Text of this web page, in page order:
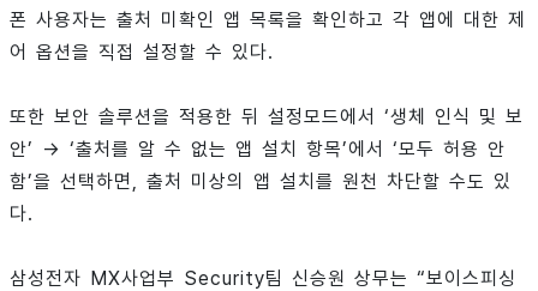
폰 사용자는 출처 미확인 앱 목록을 확인하고 각 앱에 대한 제
어 옵션을 직접 설정할 수 있다.
또한 보안 솔루션을 적용한 뒤 설정모드에서 ‘생체 인식 및 보
안’ → ‘출처를 알 수 없는 앱 설치 항목’에서 ‘모두 허용 안
함’을 선택하면, 출처 미상의 앱 설치를 원천 차단할 수도 있
다.
삼성전자 MX사업부 Security팀 신승원 상무는 “보이스피싱